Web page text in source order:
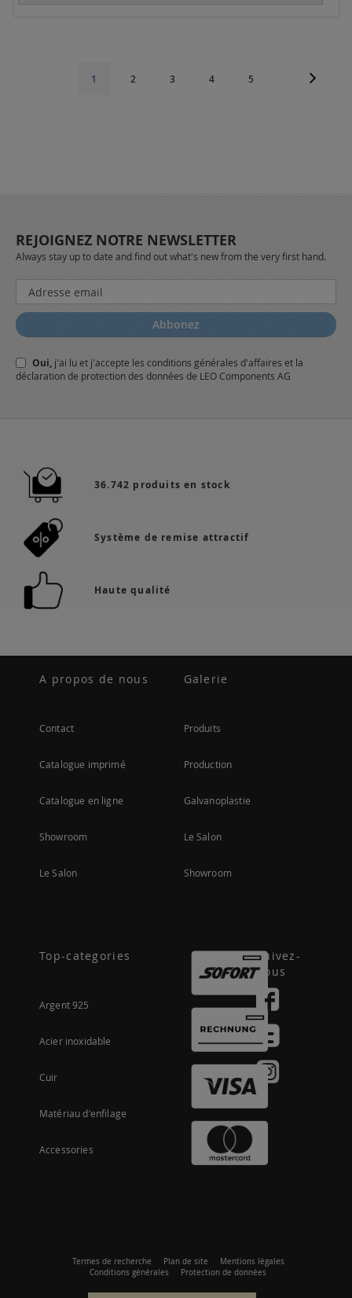
Vous
1 Page
2 Page
3 Page
4 Page
5
REJOIGNEZ NOTRE NEWSLETTER
Always stay up to date and find out what's new from the very first hand.
Inscription
à
notre
lettre
:
Abbonez
Oui, j'ai lu et j'accepte les conditions générales d'affaires et la
déclaration de protection des données de LEO Components AG
36.742 produits en stock
Système de remise attractif
Haute qualité
A propos de nous
Contact
Catalogue imprimé
Catalogue en ligne
Showroom
Le Salon
Galerie
Produits
Production
Galvanoplastie
Le Salon
Showroom
Top-categories
Argent 925
Acier inoxidable
Cuir
Matériau d'enfilage
Accessories
Suivez-
nous
Termes de recherche Plan de site
Mentions lègales
Conditions générales
Protection de données